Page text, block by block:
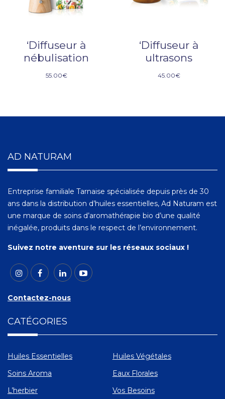
‘Diffuseur à
nébulisation
55.00€
‘Diffuseur à
ultrasons
45.00€
AD NATURAM
Entreprise familiale Tarnaise spécialisée depuis près de 30
ans dans la distribution d’huiles essentielles, Ad Naturam est
une marque de soins d’aromathérapie bio d’une qualité
inégalée, produits dans le respect de l’environnement.
Suivez notre aventure sur les réseaux sociaux !
Contactez-nous
CATÉGORIES
Huiles Essentielles
Huiles Végétales
Soins Aroma
Eaux Florales
L’herbier
Vos Besoins